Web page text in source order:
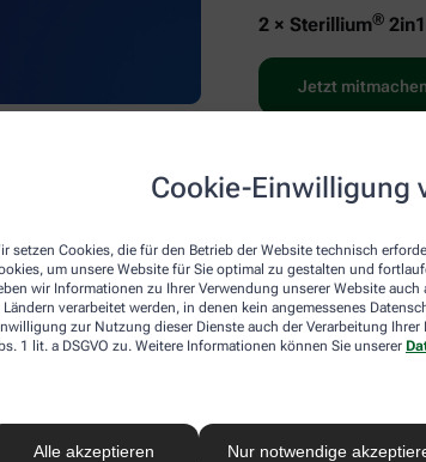
Cookie-Einwilligung
setzen Cookies, die für den Betrieb der Website technisch
um unsere Website für Sie optimal zu gestalten und
wir Informationen zu Ihrer Verwendung unserer Website
Ländern verarbeitet werden, in denen kein angemessenes
zur Nutzung dieser Dienste auch der Verarbeitung
1 lit. a DSGVO zu. Weitere Informationen können Sie unserer
Alle akzeptieren Nur notwendige
2 × Sterillium®
Jetzt mitmachen
benötigt intensive Pflege und Feuchtigkeit. Die
Hautgefühl und gepflegte Ausstrahlung.